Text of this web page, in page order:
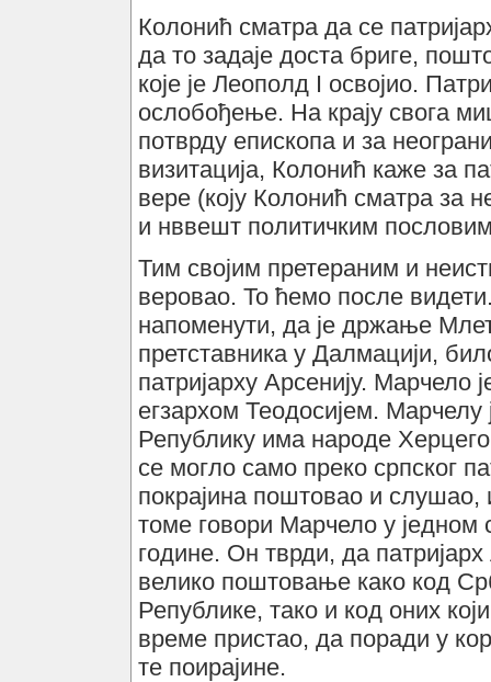
Колонић сматра да се
да то задаје доста бриге,
које је Леополд I освојио.
ослобођење. На крају свога
потврду епископа и за
визитација, Колонић каже за
вере (коју Колонић сматра за
и нввешт политичким
Тим својим претераним и
веровао. То ћемо после
напоменути, да је држање
претставника у Далмацији,
патријарху Арсенију. Марчело
егзархом Теодосијем. Марчелу
Републику има народе
се могло само преко српског
покрајина поштовао и слушао,
томе говори Марчело у једном
године. Он тврди, да
велико поштовање како код
Републике, тако и код оних
време пристао, да поради у
те поирајине.